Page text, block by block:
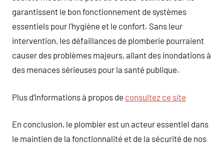
garantissent le bon fonctionnement de systèmes
essentiels pour l’hygiène et le confort. Sans leur
intervention, les défaillances de plomberie pourraient
causer des problèmes majeurs, allant des inondations à
des menaces sérieuses pour la santé publique.
Plus d’informations à propos de consultez ce site
En conclusion, le plombier est un acteur essentiel dans
le maintien de la fonctionnalité et de la sécurité de nos